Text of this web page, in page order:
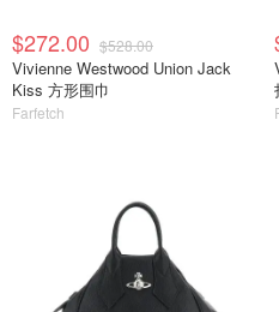
$272.00 $528.00
Vivienne Westwood Union Jack
Kiss 方形围巾
Farfetch